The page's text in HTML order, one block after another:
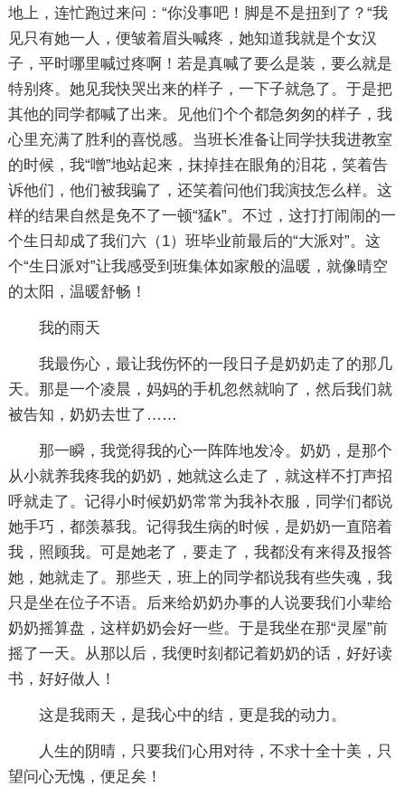
地上，连忙跑过来问：“你没事吧！脚是不是扭到了？“我
见只有她一人，便皱着眉头喊疼，她知道我就是个女汉
子，平时哪里喊过疼啊！若是真喊了要么是装，要么就是
特别疼。她见我快哭出来的样子，一下子就急了。于是把
其他的同学都喊了出来。见他们个个都急匆匆的样子，我
心里充满了胜利的喜悦感。当班长准备让同学扶我进教室
的时候，我“噌”地站起来，抹掉挂在眼角的泪花，笑着告
诉他们，他们被我骗了，还笑着问他们我演技怎么样。这
样的结果自然是免不了一顿“猛k”。不过，这打打闹闹的一
个生日却成了我们六（1）班毕业前最后的“大派对”。这
个“生日派对”让我感受到班集体如家般的温暖，就像晴空
的太阳，温暖舒畅！
我的雨天
我最伤心，最让我伤怀的一段日子是奶奶走了的那几
天。那是一个凌晨，妈妈的手机忽然就响了，然后我们就
被告知，奶奶去世了……
那一瞬，我觉得我的心一阵阵地发冷。奶奶，是那个
从小就养我疼我的奶奶，她就这么走了，就这样不打声招
呼就走了。记得小时候奶奶常常为我补衣服，同学们都说
她手巧，都羡慕我。记得我生病的时候，是奶奶一直陪着
我，照顾我。可是她老了，要走了，我都没有来得及报答
她，她就走了。那些天，班上的同学都说我有些失魂，我
只是坐在位子不语。后来给奶奶办事的人说要我们小辈给
奶奶摇算盘，这样奶奶会好一些。于是我坐在那“灵屋”前
摇了一天。从那以后，我便时刻都记着奶奶的话，好好读
书，好好做人！
这是我雨天，是我心中的结，更是我的动力。
人生的阴晴，只要我们心用对待，不求十全十美，只
望问心无愧，便足矣！